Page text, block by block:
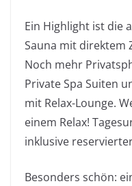
Ein Highlight ist die
Sauna mit direktem
Noch mehr
Private Spa Suiten
mit Relax-Lounge.
einem Relax!
inklusive
Besonders schön: